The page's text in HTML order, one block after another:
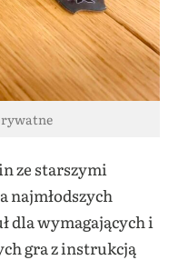
ze starszymi
najmłodszych
dla wymagających i
gra z instrukcją